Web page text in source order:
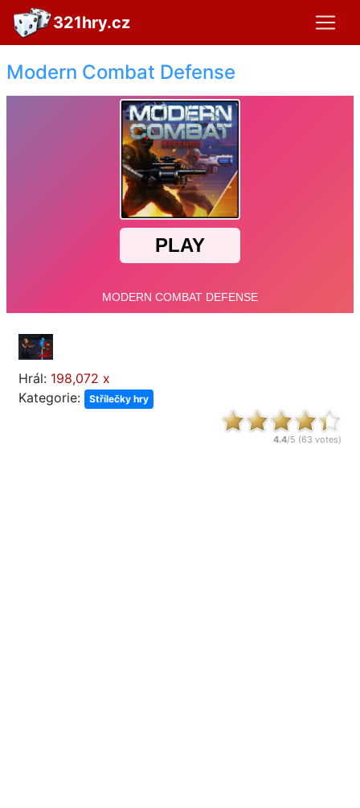
321hry.cz
Modern Combat Defense
Hrál: 198,072 x
Kategorie:
Střílečky hry
4.4/5 (63 votes)